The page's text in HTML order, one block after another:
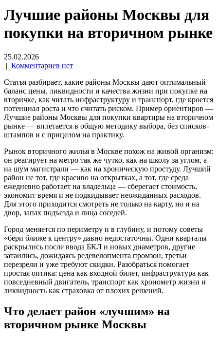
Лучшие районы Москвы для
покупки на вторичном рынке
25.02.2026
| Комментариев нет
Статья разбирает, какие районы Москвы дают оптимальный
баланс цены, ликвидности и качества жизни при покупке на
вторичке, как читать инфраструктуру и транспорт, где кроется
потенциал роста и что считать риском. Пример ориентиров —
Лучшие районы Москвы для покупки квартиры на вторичном
рынке — вплетается в общую методику выбора, без списков-
штампов и с прицелом на практику.
Рынок вторичного жилья в Москве похож на живой организм:
он реагирует на метро так же чутко, как на школу за углом, а
на шум магистрали — как на хроническую простуду. Лучший
район не тот, где красиво на открытках, а тот, где среда
ежедневно работает на владельца — сберегает стоимость,
экономит время и не подкидывает неожиданных расходов.
Для этого приходится смотреть не только на карту, но и на
двор, запах подъезда и лица соседей.
Город меняется по периметру и в глубину, и потому советы
«бери ближе к центру» давно недостаточны. Одни кварталы
раскрылись после ввода БКЛ и новых диаметров, другие
затаились, дожидаясь редевелопмента промзон, третьи
перезрели и уже требуют скидки. Разобраться помогает
простая оптика: цена как входной билет, инфраструктура как
повседневный двигатель, транспорт как хронометр жизни и
ликвидность как страховка от плохих решений.
Что делает район «лучшим» на
вторичном рынке Москвы